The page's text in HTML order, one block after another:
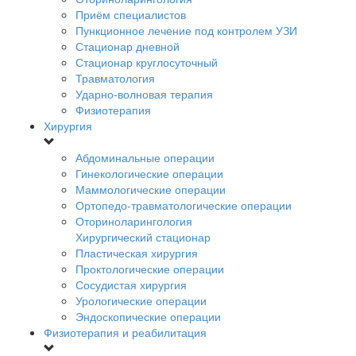
Приём специалистов
Пункционное лечение под контролем УЗИ
Стационар дневной
Стационар круглосуточный
Травматология
Ударно-волновая терапия
Физиотерапия
Хирургия
Абдоминальные операции
Гинекологические операции
Маммологические операции
Ортопедо-травматологические операции
Оториноларингология
Хирургический стационар
Пластическая хирургия
Проктологические операции
Сосудистая хирургия
Урологические операции
Эндоскопические операции
Физиотерапия и реабилитация